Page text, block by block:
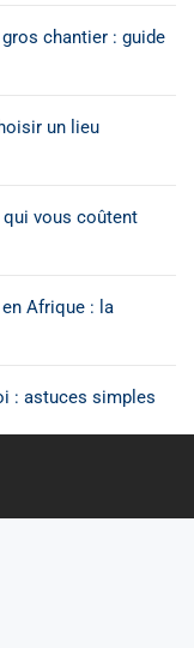
chantier : guide
un lieu
vous coûtent
Afrique : la
: astuces simples